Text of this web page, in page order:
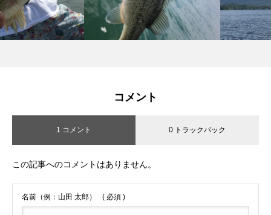
コメント
1 コメント 0 トラックバック
この記事へのコメントはありません。
名前（例：山田 太郎） ( 必須 )